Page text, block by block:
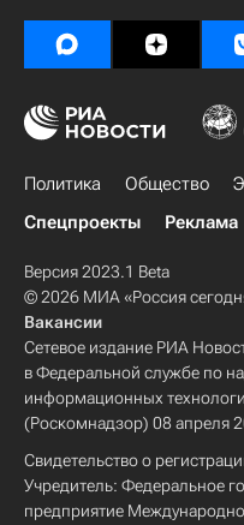
Политика Общество
Спецпроекты
Реклама
Версия 2023.1 Beta
© 2026 МИА «Россия
Вакансии
Сетевое издание РИА
в Федеральной службе по
информационных
(Роскомнадзор) 08 апреля
Свидетельство о
Учредитель: Федеральное
предприятие